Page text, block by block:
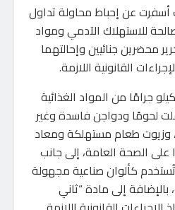
أسفرت عن إحباط محاولة تداول
للاستهلاك الآدمي ومواد
محضرين جنائيين وإحالتهما
القانونية اللازمة.
كما تم التحفظ على 176 كيلو جرامًا من المواد الغذائية
لحومًا ودواجن فاسدة وغير
وزيوت طعام مستهلكة ومعاد
الصحة العامة، إلى جانب
كألوان صناعية مجهولة
بالإضافة إلى مادة “ثاني